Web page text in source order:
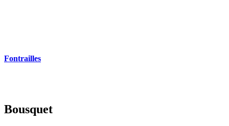
Fontrailles
Bousquet